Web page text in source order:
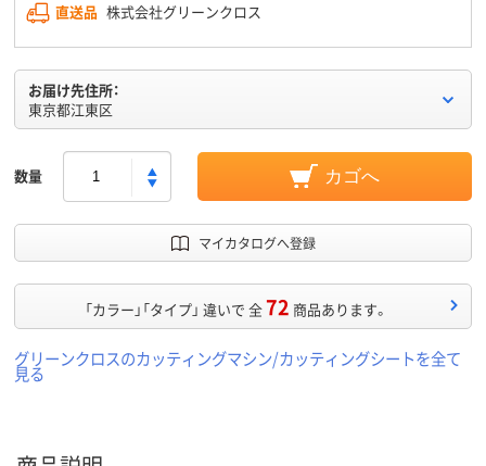
直送品 株式会社グリーンクロス
お届け先住所：
東京都江東区
数量 カゴへ
マイカタログへ登録
「カラー」「タイプ」 違いで 全72 商品あります。
グリーンクロスのカッティングマシン/カッティングシートを全て
見る